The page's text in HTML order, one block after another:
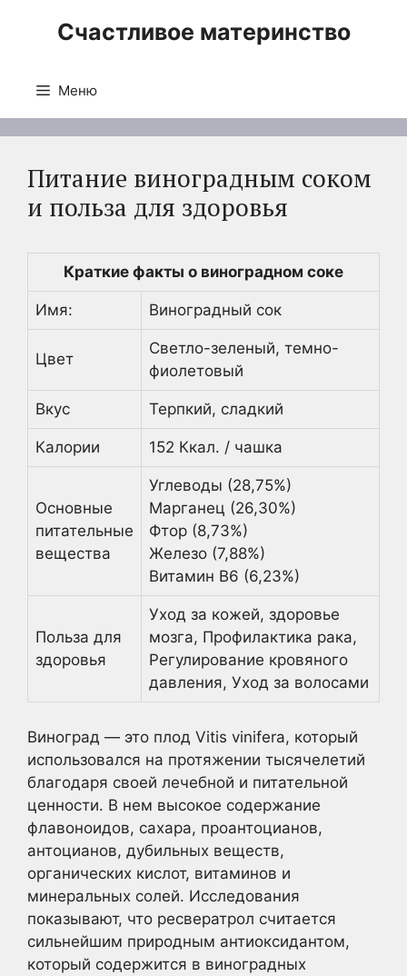
Счастливое материнство
Меню
Питание виноградным соком
и польза для здоровья
Краткие факты о виноградном соке
Имя: Виноградный сок
Цвет
Светло-зеленый, темно-
фиолетовый
Вкус Терпкий, сладкий
Калории 152 Ккал. / чашка
Основные
питательные
вещества
Углеводы (28,75%)
Марганец (26,30%)
Фтор (8,73%)
Железо (7,88%)
Витамин В6 (6,23%)
Польза для
здоровья
Уход за кожей, здоровье
мозга, Профилактика рака,
Регулирование кровяного
давления, Уход за волосами
Виноград — это плод Vitis vinifera, который
использовался на протяжении тысячелетий
благодаря своей лечебной и питательной
ценности. В нем высокое содержание
флавоноидов, сахара, проантоцианов,
антоцианов, дубильных веществ,
органических кислот, витаминов и
минеральных солей. Исследования
показывают, что ресвератрол считается
сильнейшим природным антиоксидантом,
который содержится в виноградных